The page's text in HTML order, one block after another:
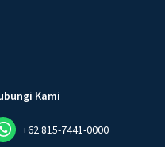
Kami
+62 815-7441-0000